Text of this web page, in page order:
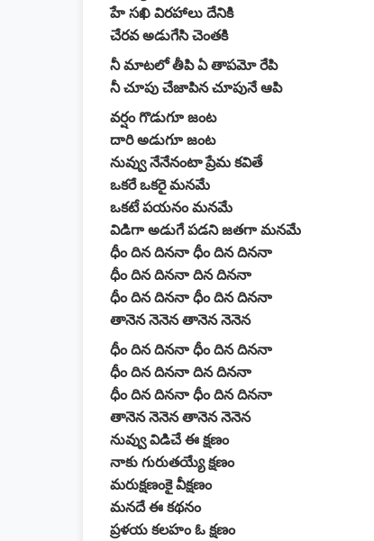
హే సఖి విరహాలు దేనికి
చేరవ అడుగేసి చెంతకి
నీ మాటలో తీపి ఏ తాపమో రేపి
నీ చూపు చేజాపిన చూపునే ఆపి
వర్షం గొడుగూ జంట
దారి అడుగూ జంట
నువ్వు నేనేనంటా ప్రేమ కవితే
ఒకరే ఒకరై మనమే
ఒకటే పయనం మనమే
విడిగా అడుగే పడని జతగా మనమే
ధీం దిన దిననా ధీం దిన దిననా
ధీం దిన దిననా దిన దిననా
ధీం దిన దిననా ధీం దిన దిననా
తానెన నెనెన తానెన నెనెన
ధీం దిన దిననా ధీం దిన దిననా
ధీం దిన దిననా దిన దిననా
ధీం దిన దిననా ధీం దిన దిననా
తానెన నెనెన తానెన నెనెన
నువ్వు విడిచే ఈ క్షణం
నాకు గురుతయ్యే క్షణం
మరుక్షణంకై వీక్షణం
మనదే ఈ కథనం
ప్రళయ కలహం ఓ క్షణం